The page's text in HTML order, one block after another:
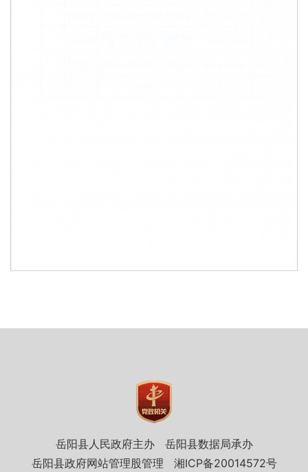
岳阳县人民政府主办
岳阳县数据局承办
岳阳县政府网站管理股管理
湘ICP备20014572号